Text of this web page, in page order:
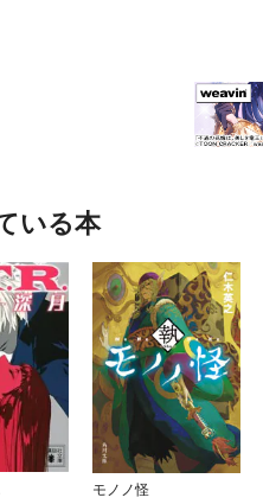
いる本
モノノ怪